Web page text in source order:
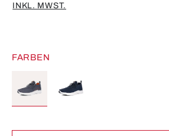
INKL. MWST.
FARBEN